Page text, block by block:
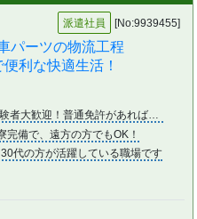
派遣社員 [No:9939455]
パーツの物流工程
利な快適生活！
未経験者大歓迎！普通免許があればOK
完備で、遠方の方でもOK！
代の方が活躍している職場です